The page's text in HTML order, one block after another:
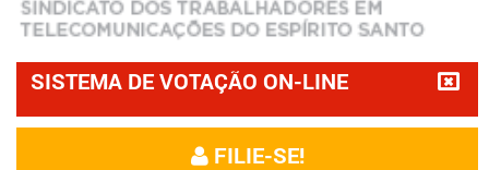
SISTEMA DE VOTAÇÃO ON-LINE
FILIE-SE!